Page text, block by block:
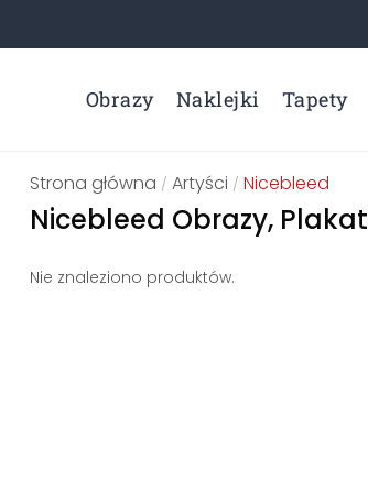
Obrazy Naklejki Tapety
Strona główna /Artyści / Nicebleed
Nicebleed Obrazy,
Nie znaleziono produktów.